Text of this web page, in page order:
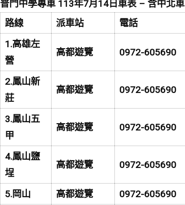
普門中學專車 113年7月14日車表 – 含中北車
路線
派車站 電話
1.高雄左
營
高都遊覽 0972-605690
2.鳳山新
莊
高都遊覽 0972-605690
3.鳳山五
甲
高都遊覽 0972-605690
4.鳳山鹽
埕
高都遊覽 0972-605690
5.岡山 高都遊覽 0972-605690